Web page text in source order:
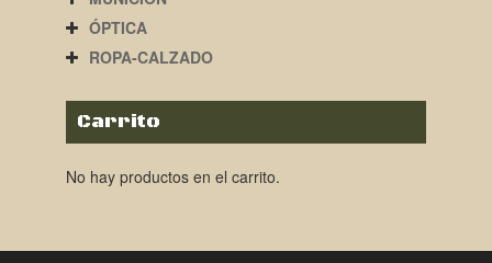
ÓPTICA
ROPA-CALZADO
Carrito
No hay productos en el carrito.